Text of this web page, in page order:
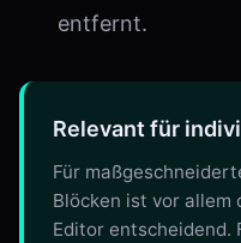
entfernt.
Relevant für
Für
Blöcken ist vor allem
Editor entscheidend.